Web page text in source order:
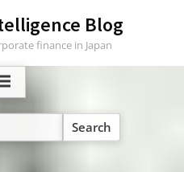
Blog
finance in Japan